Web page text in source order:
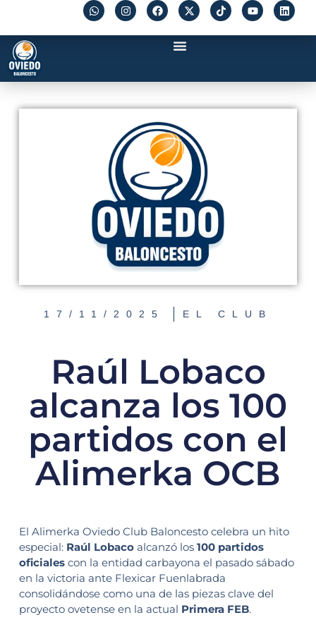
17/11/2025 EL CLUB
Raúl Lobaco
alcanza los 100
partidos con el
Alimerka OCB
El Alimerka Oviedo Club Baloncesto celebra un hito
especial: Raúl Lobacoalcanzó los 100 partidos
oficialescon la entidad carbayona el pasado sábado
en la victoria ante Flexicar Fuenlabrada
consolidándose como una de las piezas clave del
proyecto ovetense en la actual Primera FEB.